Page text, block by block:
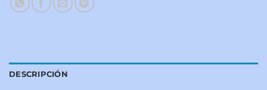
DESCRIPCIÓN